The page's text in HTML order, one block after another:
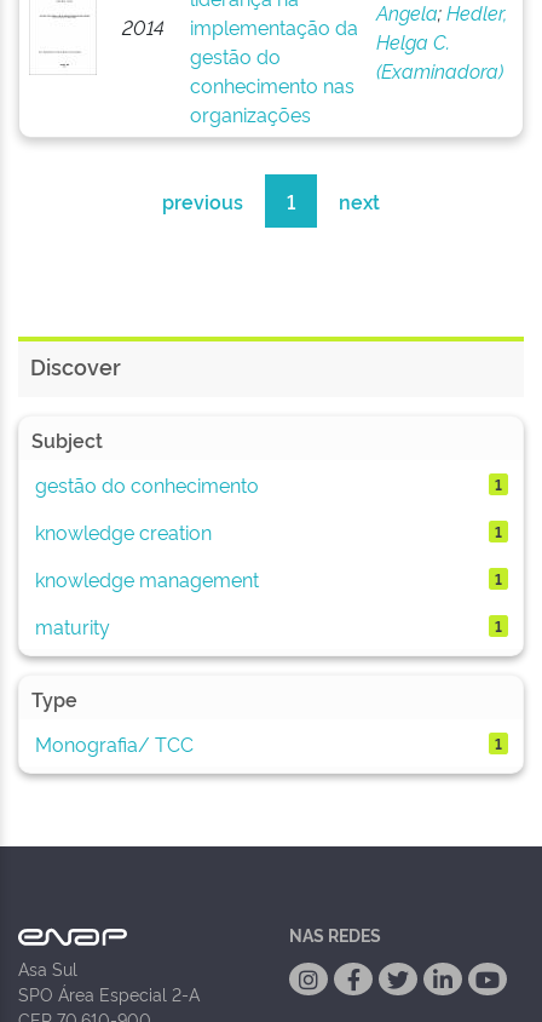
2014
implementação da
gestão do
conhecimento nas
organizações
Angela;Hedler,
Helga C.
(Examinadora)
previous 1 next
Discover
Subject
gestão do conhecimento
1
knowledge creation 1
knowledge management 1
maturity 1
Type
Monografia/ TCC
1
Asa Sul
SPO Área Especial 2-A
NAS REDES